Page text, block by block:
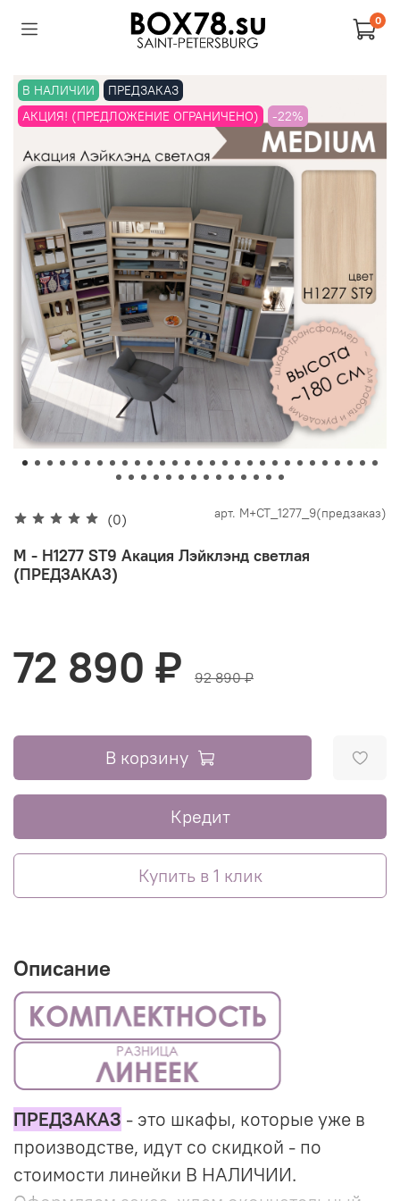
0
В НАЛИЧИИ
ПРЕДЗАКАЗ
АКЦИЯ! (ПРЕДЛОЖЕНИЕ ОГРАНИЧЕНО)
-22%
(0) арт. М+СТ_1277_9(предзаказ)
M - H1277 ST9 Акация Лэйклэнд светлая
(ПРЕДЗАКАЗ)
72 890 ₽ 92 890 ₽
В корзину
Кредит
Купить в 1 клик
Описание
ПРЕДЗАКАЗ - это шкафы, которые уже в
производстве, идут со скидкой - по
стоимости линейки В НАЛИЧИИ.